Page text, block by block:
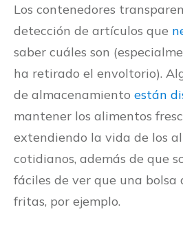
Los contenedores
detección de artículos que
saber cuáles son
ha retirado el envoltorio).
de almacenamiento están
mantener los alimentos
extendiendo la vida de los
cotidianos, además de que
fáciles de ver que una
fritas, por ejemplo.